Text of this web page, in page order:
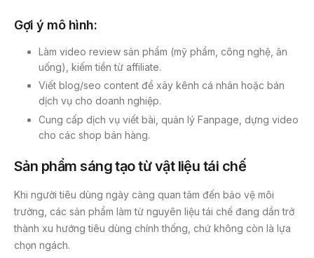
Gợi ý mô hình:
Làm video review sản phẩm (mỹ phẩm, công nghệ, ăn
uống), kiếm tiền từ affiliate.
Viết blog/seo content để xây kênh cá nhân hoặc bán
dịch vụ cho doanh nghiệp.
Cung cấp dịch vụ viết bài, quản lý Fanpage, dựng video
cho các shop bán hàng.
Sản phẩm sáng tạo từ vật liệu tái chế
Khi người tiêu dùng ngày càng quan tâm đến bảo vệ môi
trường, các sản phẩm làm từ nguyên liệu tái chế đang dần trở
thành xu hướng tiêu dùng chính thống, chứ không còn là lựa
chọn ngách.